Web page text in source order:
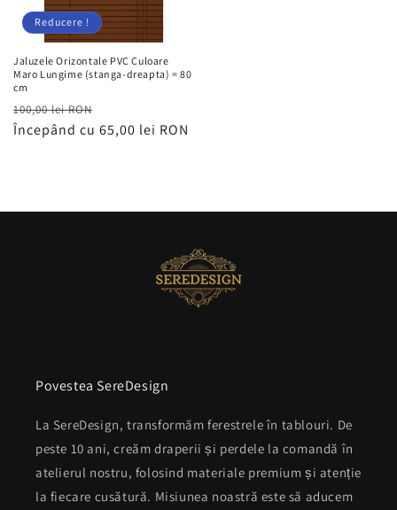
Reducere !
Jaluzele Orizontale PVC Culoare
Maro Lungime (stanga-dreapta) = 80
cm
Preț
obișnuit
100,00 lei RON
redus
Începând cu 65,00 lei RON
Povestea SereDesign
La SereDesign, transformăm ferestrele în tablouri. De
peste 10 ani, creăm draperii și perdele la comandă în
atelierul nostru, folosind materiale premium și atenție
la fiecare cusătură. Misiunea noastră este să aducem